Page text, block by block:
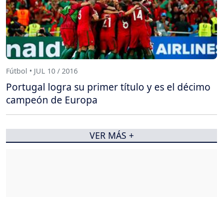
Fútbol • JUL 10 / 2016
Portugal logra su primer título y es el décimo
campeón de Europa
VER MÁS +